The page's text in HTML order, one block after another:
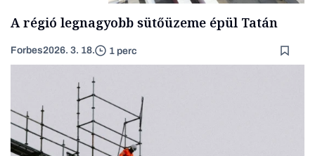
A régió legnagyobb sütőüzeme épül Tatán
Forbes2026. 3. 18. 1 perc